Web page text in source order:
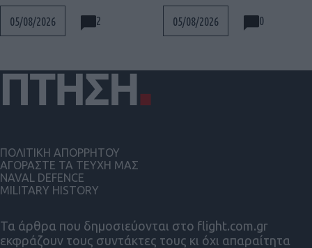
05/08/2026 2 05/08/2026 0
Τα άρθρα που δημοσιεύονται στο flight.com.gr
εκφράζουν τους συντάκτες τους κι όχι απαραίτητα
ΠΟΛΙΤΙΚΗ ΑΠΟΡΡΗΤΟΥ
ΑΓΟΡΑΣΤΕ ΤΑ ΤΕΥΧΗ ΜΑΣ
NAVAL DEFENCE
MILITARY HISTORY